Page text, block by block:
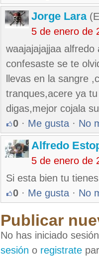
Jorge Lara
5 de enero de
waajajajajjaa
confesaste se te
llevas en la sangre
tranques,acere ya
digas,mejor cojala
0 · Me gusta · No
Alfredo
5 de enero de
Si esta bien tu
0 · Me gusta · No
Publicar
No has iniciado
sesión o registrate